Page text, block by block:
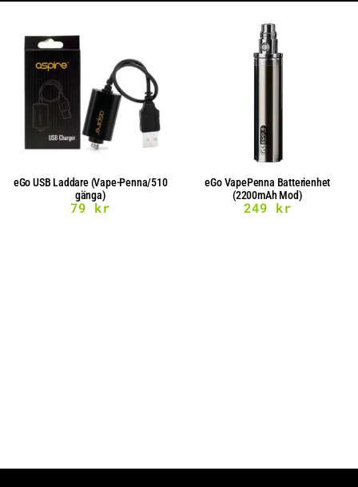
eGo USB Laddare (Vape-Penna/510
gänga)
79kr
eGo VapePenna Batterienhet
(2200mAh Mod)
249 kr